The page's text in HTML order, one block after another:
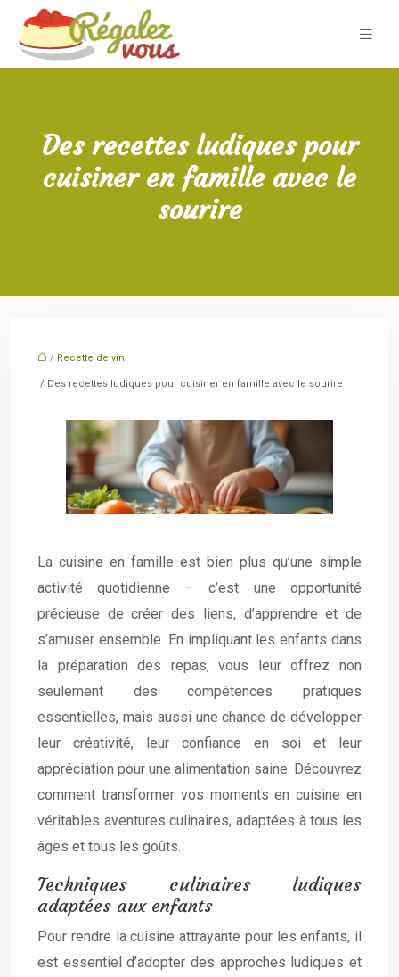
Des recettes ludiques pour
cuisiner en famille avec le
sourire
/ Recette de vin
/ Des recettes ludiques pour cuisiner en famille avec le sourire
La cuisine en famille est bien plus qu’une simple
activité quotidienne – c’est une opportunité
précieuse de créer des liens, d’apprendre et de
s’amuser ensemble. En impliquant les enfants dans
la préparation des repas, vous leur offrez non
seulement des compétences pratiques
essentielles, mais aussi une chance de développer
leur créativité, leur confiance en soi et leur
appréciation pour une alimentation saine. Découvrez
comment transformer vos moments en cuisine en
véritables aventures culinaires, adaptées à tous les
âges et tous les goûts.
Techniques culinaires ludiques
adaptées aux enfants
Pour rendre la cuisine attrayante pour les enfants, il
est essentiel d’adopter des approches ludiques et